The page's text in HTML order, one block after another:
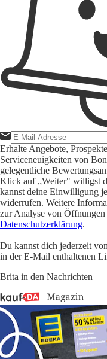
Erhalte Angebote,
Serviceneuigkeiten von
gelegentliche
Klick auf „Weiter" willigst
kannst deine Einwilligung
widerrufen. Weitere
zur Analyse von
Datenschutzerklärung.
Du kannst dich jederzeit
in der E-Mail enthaltenen
Brita in den Nachrichten